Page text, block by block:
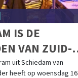
IS DE
VAN ZUID-
uit Schiedam van
heeft op woensdag 16